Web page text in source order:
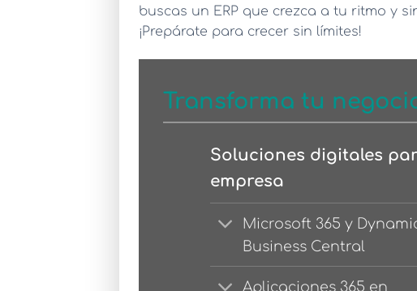
buscas un ERP que crezca a tu ritmo y
¡Prepárate para crecer sin límites!
Transforma tu
Soluciones digitales
empresa
Microsoft 365 y
Business Central
Aplicaciones 365 en